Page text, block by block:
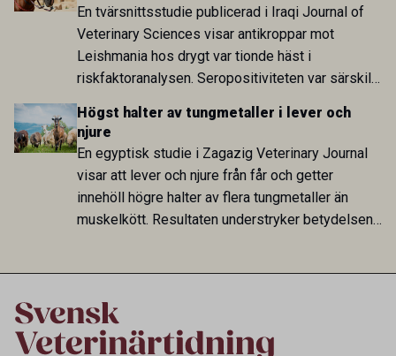
En tvärsnittsstudie publicerad i Iraqi Journal of
Veterinary Sciences visar antikroppar mot
Leishmania hos drygt var tionde häst i
riskfaktoranalysen. Seropositiviteten var särskilt
hög i Zarqa och statistiskt kopplad till bland
annat stallhållning. Resultaten visar att hästarna
har exponerats för parasiten – men inte att de
fungerar som reservoarer eller bidrar till
smittspridning.
Högst halter av tungmetaller i lever och
njure
En egyptisk studie i Zagazig Veterinary Journal
visar att lever och njure från får och getter
innehöll högre halter av flera tungmetaller än
muskelkött. Resultaten understryker betydelsen